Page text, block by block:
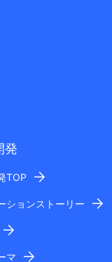
発
TOP
ションストーリー
マ